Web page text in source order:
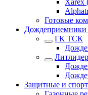
Готовые
Дождеприемники
ГК ТСК
Литлидер
Защитные и